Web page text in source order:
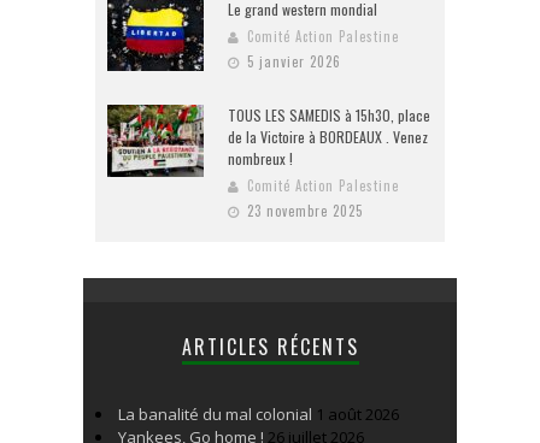
Le grand western mondial
Comité Action Palestine
5 janvier 2026
TOUS LES SAMEDIS à 15h30, place
de la Victoire à BORDEAUX . Venez
nombreux !
Comité Action Palestine
23 novembre 2025
ARTICLES RÉCENTS
La banalité du mal colonial 1 août 2026
Yankees, Go home ! 26 juillet 2026